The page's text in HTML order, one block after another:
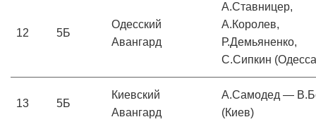
12 5Б
Одесский
Авангард
А.Ставницер,
А.Королев,
Р.Демьяненко,
С.Сипкин
13 5Б
Киевский
Авангард
А.Самодед —
(Киев)